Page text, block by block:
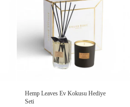
Hemp Leaves Ev Kokusu Hediye
Seti